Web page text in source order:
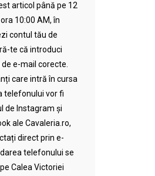
articol până pe 12
10:00 AM, în
contul tău de
te că introduci
e-mail corecte.
care intră în cursa
telefonului vor fi
de Instagram și
ale Cavaleria.ro,
direct prin e-
telefonului se
Calea Victoriei